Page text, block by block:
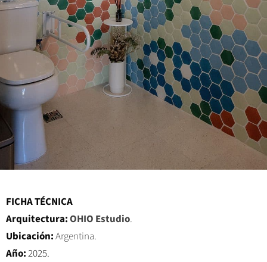
FICHA TÉCNICA
Arquitectura:OHIO Estudio.
Ubicación:Argentina.
Año:2025.